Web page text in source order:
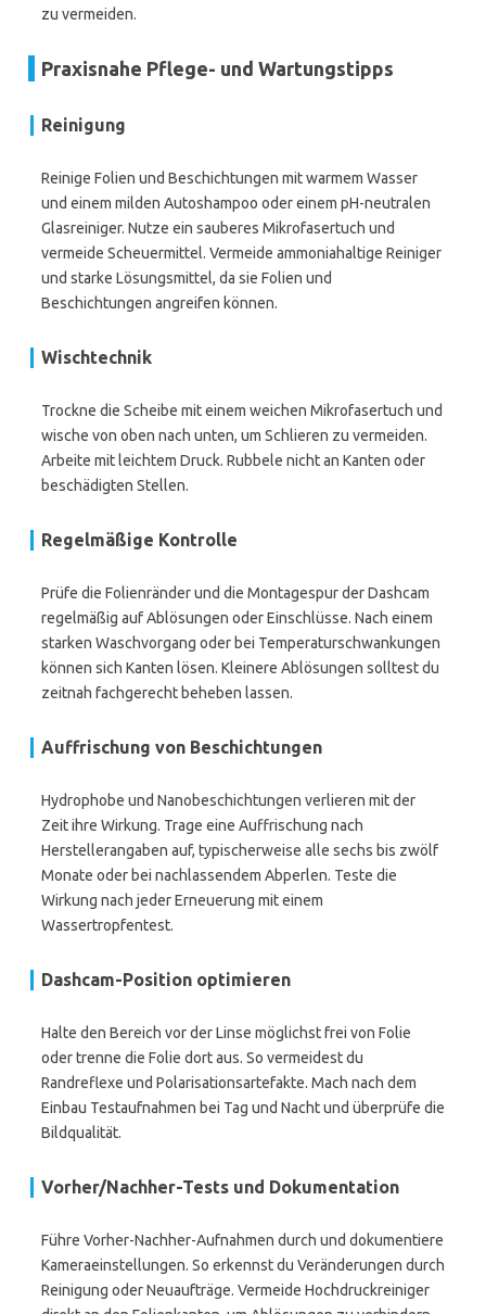
zu vermeiden.
Praxisnahe Pflege- und Wartungstipps
Reinigung
Reinige Folien und Beschichtungen mit warmem Wasser
und einem milden Autoshampoo oder einem pH-neutralen
Glasreiniger. Nutze ein sauberes Mikrofasertuch und
vermeide Scheuermittel. Vermeide ammoniahaltige Reiniger
und starke Lösungsmittel, da sie Folien und
Beschichtungen angreifen können.
Wischtechnik
Trockne die Scheibe mit einem weichen Mikrofasertuch und
wische von oben nach unten, um Schlieren zu vermeiden.
Arbeite mit leichtem Druck. Rubbele nicht an Kanten oder
beschädigten Stellen.
Regelmäßige Kontrolle
Prüfe die Folienränder und die Montagespur der Dashcam
regelmäßig auf Ablösungen oder Einschlüsse. Nach einem
starken Waschvorgang oder bei Temperaturschwankungen
können sich Kanten lösen. Kleinere Ablösungen solltest du
zeitnah fachgerecht beheben lassen.
Auffrischung von Beschichtungen
Hydrophobe und Nanobeschichtungen verlieren mit der
Zeit ihre Wirkung. Trage eine Auffrischung nach
Herstellerangaben auf, typischerweise alle sechs bis zwölf
Monate oder bei nachlassendem Abperlen. Teste die
Wirkung nach jeder Erneuerung mit einem
Wassertropfentest.
Dashcam-Position optimieren
Halte den Bereich vor der Linse möglichst frei von Folie
oder trenne die Folie dort aus. So vermeidest du
Randreflexe und Polarisationsartefakte. Mach nach dem
Einbau Testaufnahmen bei Tag und Nacht und überprüfe die
Bildqualität.
Vorher/Nachher-Tests und Dokumentation
Führe Vorher-Nachher-Aufnahmen durch und dokumentiere
Kameraeinstellungen. So erkennst du Veränderungen durch
Reinigung oder Neuaufträge. Vermeide Hochdruckreiniger